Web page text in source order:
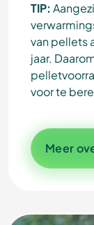
TIP:
van pellets
jaar.
voor te
Meer